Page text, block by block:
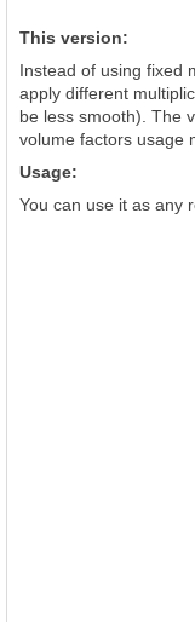
This version:
Instead of using fixed
apply different
be less smooth). The
volume factors usage
Usage:
You can use it as any